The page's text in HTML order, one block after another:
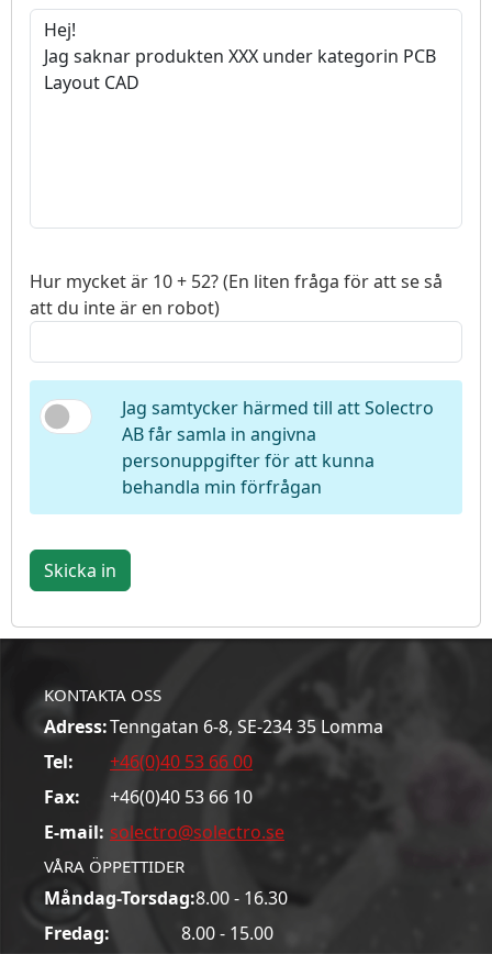
Hur mycket är 10 + 52? (En liten fråga för att se så
att du inte är en robot)
Jag samtycker härmed till att Solectro
AB får samla in angivna
personuppgifter för att kunna
behandla min förfrågan
Skicka in
KONTAKTA OSS
Adress:Tenngatan 6-8, SE-234 35 Lomma
Tel:
+46(0)40 53 66 00
Fax:
+46(0)40 53 66 10
E-mail: solectro@solectro.se
VÅRA ÖPPETTIDER
Måndag-Torsdag:8.00 - 16.30
Fredag:
8.00 - 15.00